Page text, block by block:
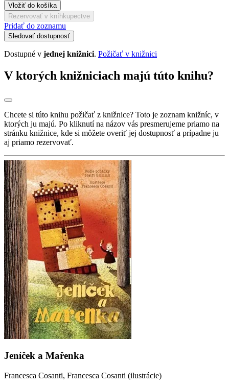
Vložiť do košíka
Rezervovať v kníhkupectve
Pridať do zoznamu
Sledovať dostupnosť
Dostupné v jednej knižnici. Požičať v knižnici
V ktorých knižniciach majú túto knihu?
Chcete si túto knihu požičať z knižnice? Toto je zoznam knižníc, v
ktorých ju majú. Po kliknutí na názov vás presmerujeme priamo na
stránku knižnice, kde si môžete overiť jej dostupnosť a prípadne ju
aj priamo rezervovať.
Jeníček a Mařenka
Francesca Cosanti, Francesca Cosanti (ilustrácie)